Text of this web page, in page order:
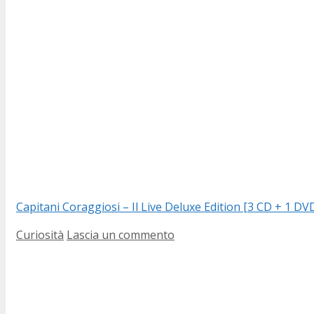
Capitani Coraggiosi – Il Live Deluxe Edition [3 CD + 1
Categorie
Curiosità Lascia un commento